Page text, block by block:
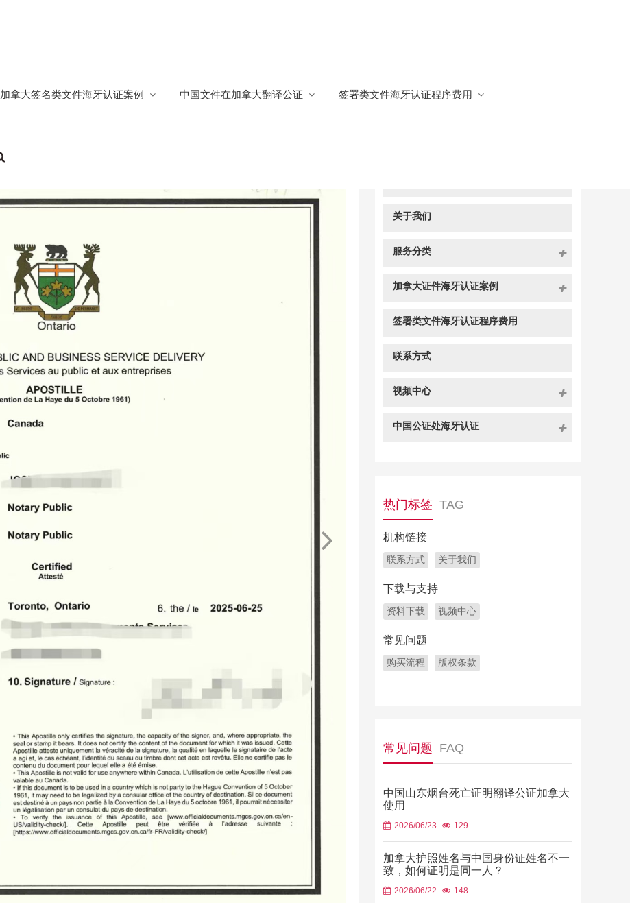
加拿大签名类文件海牙认证案例 中国文件在加拿大翻译公证 签署类文件海牙认证程序费用
关于我们
服务分类
加拿大证件海牙认证案例
签署类文件海牙认证程序费用
联系方式
视频中心
中国公证处海牙认证
热门标签 TAG
机构链接
联系方式 关于我们
下载与支持
资料下载 视频中心
常见问题
购买流程 版权条款
常见问题 FAQ
中国山东烟台死亡证明翻译公证加拿大
使用
2026/06/23 129
加拿大护照姓名与中国身份证姓名不一
致，如何证明是同一人？
2026/06/22 148